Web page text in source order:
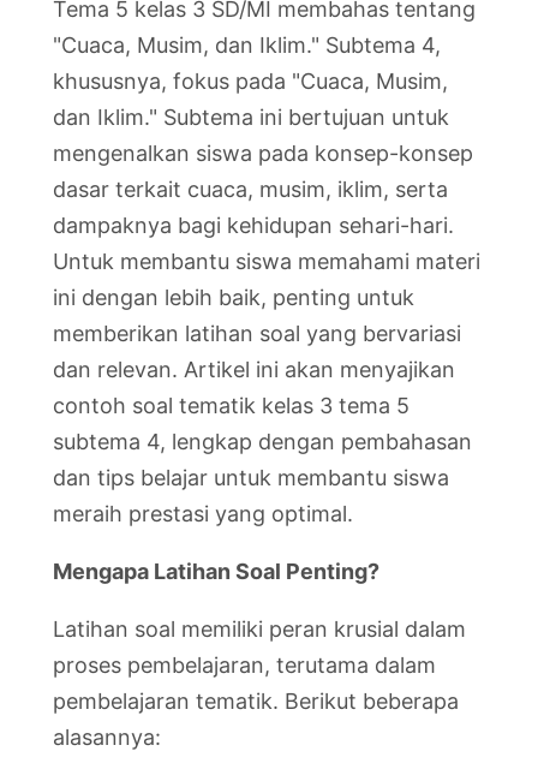
Tema 5 kelas 3 SD/MI membahas tentang
"Cuaca, Musim, dan Iklim." Subtema 4,
khususnya, fokus pada "Cuaca, Musim,
dan Iklim." Subtema ini bertujuan untuk
mengenalkan siswa pada konsep-konsep
dasar terkait cuaca, musim, iklim, serta
dampaknya bagi kehidupan sehari-hari.
Untuk membantu siswa memahami materi
ini dengan lebih baik, penting untuk
memberikan latihan soal yang bervariasi
dan relevan. Artikel ini akan menyajikan
contoh soal tematik kelas 3 tema 5
subtema 4, lengkap dengan pembahasan
dan tips belajar untuk membantu siswa
meraih prestasi yang optimal.
Mengapa Latihan Soal Penting?
Latihan soal memiliki peran krusial dalam
proses pembelajaran, terutama dalam
pembelajaran tematik. Berikut beberapa
alasannya: